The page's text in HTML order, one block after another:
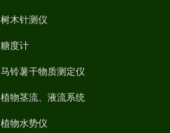
树木针测仪
糖度计
马铃薯干物质测定仪
植物茎流、液流系统
植物水势仪